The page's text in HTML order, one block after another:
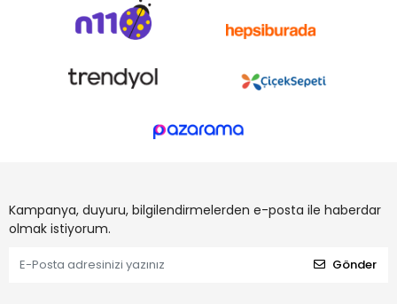
Kampanya, duyuru, bilgilendirmelerden e-posta ile haberdar
olmak istiyorum.
Gönder